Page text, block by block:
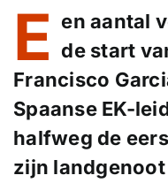
E en aantal
de start
Francisco
Spaanse EK-
halfweg de
zijn landgenoot